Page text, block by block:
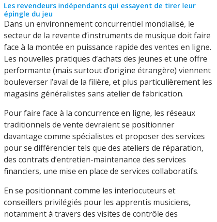
Les revendeurs indépendants qui essayent de tirer leur
épingle du jeu
Dans un environnement concurrentiel mondialisé, le
secteur de la revente d’instruments de musique doit faire
face à la montée en puissance rapide des ventes en ligne.
Les nouvelles pratiques d’achats des jeunes et une offre
performante (mais surtout d’origine étrangère) viennent
bouleverser l’aval de la filière, et plus particulièrement les
magasins généralistes sans atelier de fabrication.
Pour faire face à la concurrence en ligne, les réseaux
traditionnels de vente devraient se positionner
davantage comme spécialistes et proposer des services
pour se différencier tels que des ateliers de réparation,
des contrats d’entretien-maintenance des services
financiers, une mise en place de services collaboratifs.
En se positionnant comme les interlocuteurs et
conseillers privilégiés pour les apprentis musiciens,
notamment à travers des visites de contrôle des